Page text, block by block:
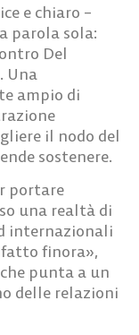
e chiaro –
parola sola:
Del
. Una
ampio di
il nodo del
sostenere.
portare
una realtà di
internazionali
finora»,
punta a un
delle relazioni